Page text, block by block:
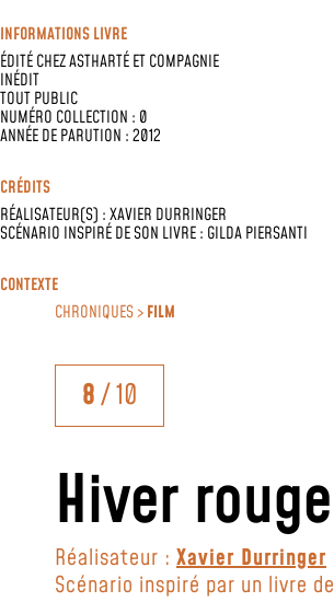
INFORMATIONS LIVRE
ÉDITÉ CHEZASTHARTÉ ET COMPAGNIE
INÉDIT
TOUT PUBLIC
NUMÉRO COLLECTION : 0
ANNÉE DE PARUTION : 2012
CRÉDITS
RÉALISATEUR(S) :XAVIER DURRINGER
SCÉNARIO INSPIRÉ DE SON LIVRE : GILDA PIERSANTI
CONTEXTE
CHRONIQUES >FILM
8/ 10
Hiver rouge
Réalisateur : Xavier Durringer
Scénario inspiré par un livre de